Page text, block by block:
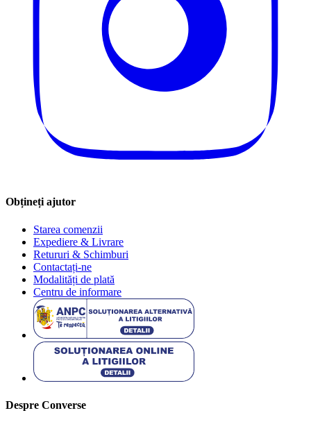
Obțineți ajutor
Starea comenzii
Expediere & Livrare
Retururi & Schimburi
Contactați-ne
Modalități de plată
Centru de informare
Despre Converse